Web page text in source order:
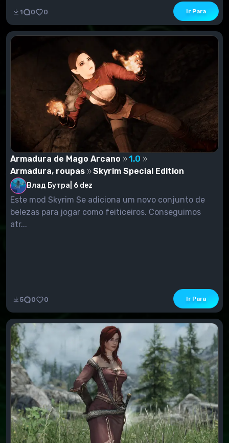
1 0 0 Ir Para
Armadura de Mago Arcano
1.0
Armadura, roupas
Skyrim Special Edition
Влад Бутра 6 dez
Este mod Skyrim Se adiciona um novo conjunto de
belezas para jogar como feiticeiros. Conseguimos
atr...
5 0 0 Ir Para